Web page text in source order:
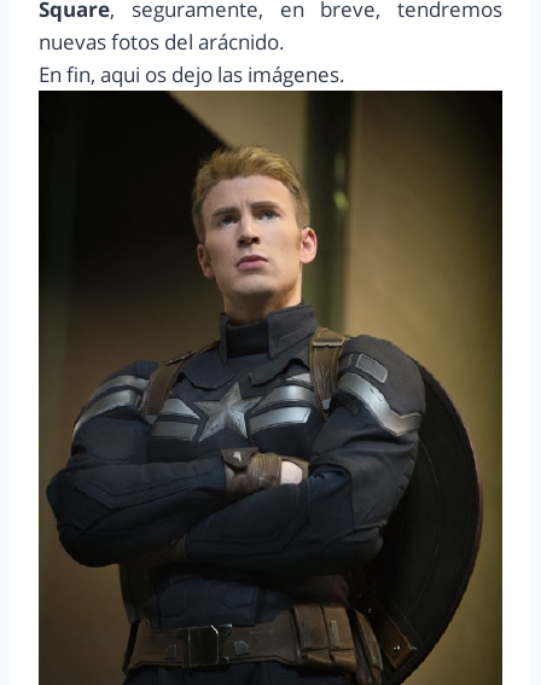
Square, seguramente, en breve, tendremos
nuevas fotos del arácnido.
En fin, aqui os dejo las imágenes.